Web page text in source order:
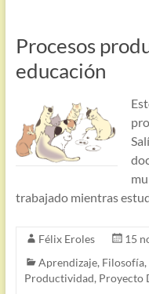
Procesos
educación
trabajado mientras
Félix Eroles
15
Aprendizaje, Filosofía,
Productividad, Proyecto